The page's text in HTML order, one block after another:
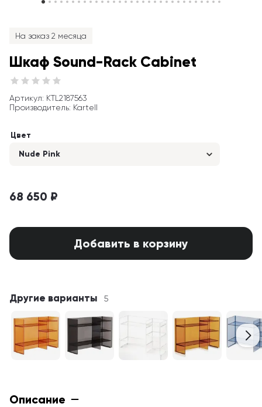
На заказ 2 месяца
Шкаф Sound-Rack Cabinet
Артикул: KTL2187563
Производитель: Kartell
Цвет
Nude Pink
68 650 ₽
Добавить в корзину
Другие варианты 5
Описание